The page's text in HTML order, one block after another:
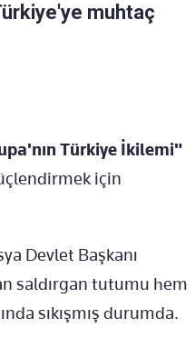
muhtaç
Türkiye İkilemi"
için
Devlet Başkanı
saldırgan tutumu hem
sıkışmış durumda.